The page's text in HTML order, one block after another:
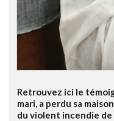
Retrouvez ici le
mari, a perdu sa
du violent incendie de